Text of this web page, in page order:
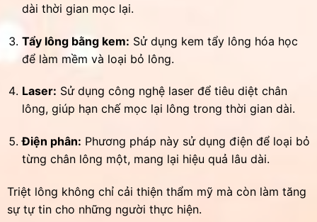
dài thời gian mọc lại.
Tẩy lông bằng kem: Sử dụng kem tẩy lông hóa học
để làm mềm và loại bỏ lông.
Laser: Sử dụng công nghệ laser để tiêu diệt chân
lông, giúp hạn chế mọc lại lông trong thời gian dài.
Điện phân: Phương pháp này sử dụng điện để loại bỏ
từng chân lông một, mang lại hiệu quả lâu dài.
Triệt lông không chỉ cải thiện thẩm mỹ mà còn làm tăng
sự tự tin cho những người thực hiện.